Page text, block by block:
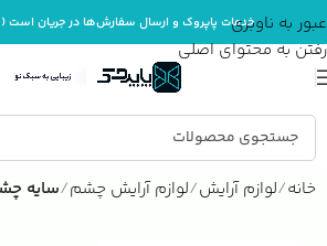
عبور به ناوبری
رفتن به محتوای اصلی
خدمات پاپروک و ارسال سفارش‌ها در جریان است
خانه لوازم آرایش لوازم آرایش چشم سایه